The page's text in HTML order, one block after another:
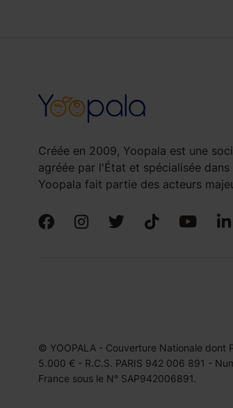
Créée en 2009, Yoopala est une
agréée par l'État et spécialisée
Yoopala fait partie des acteurs
© YOOPALA - Couverture Nationale dont
5.000 € - R.C.S. PARIS 942 006 891 -
France sous le N° SAP942006891.